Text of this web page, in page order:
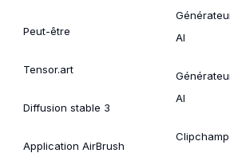
Peut-être
Tensor.art
Diffusion stable 3
Application AirBrush
AI
AI
Clipchamp